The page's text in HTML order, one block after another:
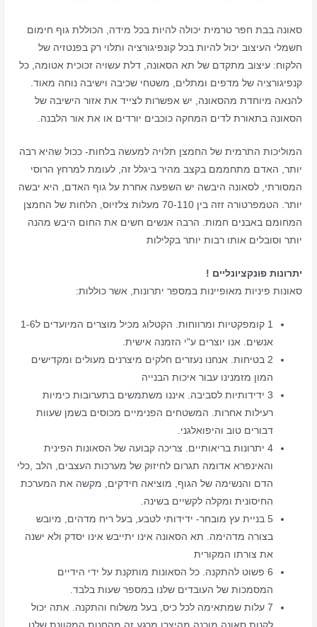
סאונה בבת חפר טרמית יכולה להיות בכל מידה, הכוללת גוף חימום
חשמלי העיצוב יכול להיות בכל קונפיגורציה ותלוי רק בפנטזיה של
הלקוח: עיצוב מתקדם של תא הסאונה, דלת עשויה זכוכית אטומה, כל
קנפיגורציה של מדפים ומתלים, משטחי שכיבה וישיבה נוחה מאוד.
להנאה מיוחדת מהסאונה, יש אפשרות לצייד את אזור הישיבה של
הסאונה בתאורת לדים המחקה כוכבים יורדים או את אור הלבנה.
המוליכות התרמית של החמצן תלויה למעשה בלחות- ככול שהיא רבה
יותר, האדם מתחממם בקצב מהיר ביגלל זה, לעומת למרחץ הרוסי
המסורתי, לסאונה היבשה יש השפעה אחרת על גוף האדם, היא יבשה
יותר. הטמפרטורה זזה בין 70-110 מעלות צלזיוס, הלחות של החמצן
המחומם באבנים חמות. הרבה אנשים חשים את החום היבש מהנה
יותר וסובלים אותו רבות יותר בקלילות
יתרונות פונקציונליים !
סאונות פיניות מאופיינות במספר יתרונות, אשר כוללות:
1 קומפקטיות ומרווחות. הקטלוג מכיל מוצרים המיועדים ל1-6
אנשים. אנו יוצרים ע"י הזמנה אישית.
2 בטיחות. אנחנו נעזרים חלקים מיצרנים מעולים ומקדישים
המון מזמנינו עבור איכות הבנייה
3 ידידותיות לסביבה. איננו משתמשים בתערובות כימיות
רעילות אחרות. המשטחים הפנימיים מכוסים בשמן שעוות
דבורים טוב והיפואלגני.
4 יתרונות בריאותיים. צריכה קבועה של הסאונות הפינית
והאינפרא אדומה תגרום לחיזוק של מערכות העצבים, הלב ,כלי
הדם והנשימה של הגוף, מוציאה חידקים, מקשה את המערכת
החיסונית ומקלה לקשיים בשינה.
5 בניית עץ מובחר- ידידותי לטבע, בעל ריח מדהים, מיובש
בצורה מדהימה. תא הסאונה אינו יתייבש אינו יסדק ולא ישנה
את צורתו המקורית
6 פשוט להתקנה. כל הסאונות מותקנת על ידי הידיים
המסמכות של העובדים שלנו במספר שעות בלבד.
7 עלות שמתאימה לכל כיס, בעל משלוח והתקנה. אתה יכול